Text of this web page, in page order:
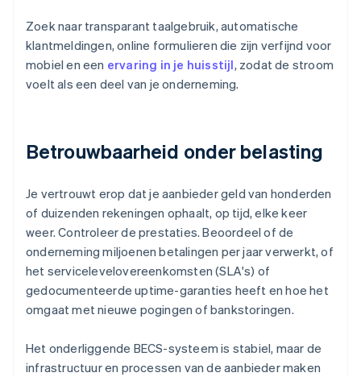
Zoek naar transparant taalgebruik, automatische
klantmeldingen, online formulieren die zijn verfijnd voor
mobiel en een ervaring in je huisstijl, zodat de stroom
voelt als een deel van je onderneming.
Betrouwbaarheid onder belasting
Je vertrouwt erop dat je aanbieder geld van honderden
of duizenden rekeningen ophaalt, op tijd, elke keer
weer. Controleer de prestaties. Beoordeel of de
onderneming miljoenen betalingen per jaar verwerkt, of
het servicelevelovereenkomsten (SLA's) of
gedocumenteerde uptime-garanties heeft en hoe het
omgaat met nieuwe pogingen of bankstoringen.
Het onderliggende BECS-systeem is stabiel, maar de
infrastructuur en processen van de aanbieder maken